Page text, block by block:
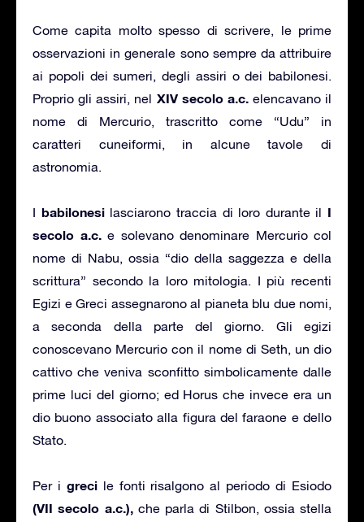
Come capita molto spesso di scrivere, le prime
osservazioni in generale sono sempre da attribuire
ai popoli dei sumeri, degli assiri o dei babilonesi.
Proprio gli assiri, nel XIV secolo a.c.elencavano il
nome di Mercurio, trascritto come “Udu” in
caratteri cuneiformi, in alcune tavole di
astronomia.
I babilonesilasciarono traccia di loro durante il I
secolo a.c.e solevano denominare Mercurio col
nome di Nabu, ossia “dio della saggezza e della
scrittura” secondo la loro mitologia. I più recenti
Egizi e Greci assegnarono al pianeta blu due nomi,
a seconda della parte del giorno. Gli egizi
conoscevano Mercurio con il nome di Seth, un dio
cattivo che veniva sconfitto simbolicamente dalle
prime luci del giorno; ed Horus che invece era un
dio buono associato alla figura del faraone e dello
Stato.
Per i grecile fonti risalgono al periodo di Esiodo
(VII secolo a.c.),che parla di Stilbon, ossia stella